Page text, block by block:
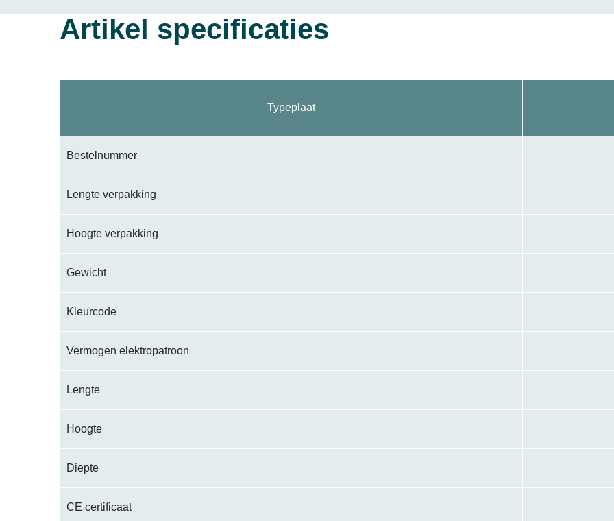
Artikel specificaties
Typeplaat
Bestelnummer
Lengte verpakking
Hoogte verpakking
Gewicht
Kleurcode
Vermogen elektropatroon
Lengte
Hoogte
Diepte
CE certificaat